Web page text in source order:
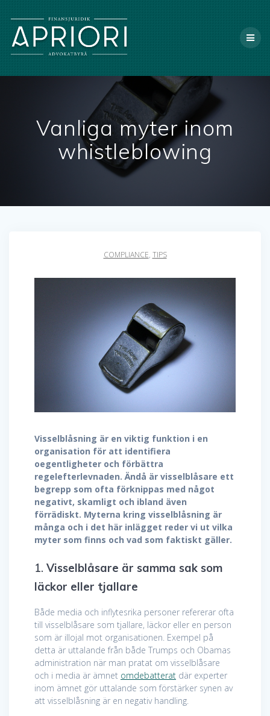
Vanliga myter inom
whistleblowing
COMPLIANCE, TIPS
Visselblåsning är en viktig funktion i en
organisation för att identifiera
oegentligheter och förbättra
regelefterlevnaden. Ändå är visselblåsare ett
begrepp som ofta förknippas med något
negativt, skamligt och ibland även
förrädiskt. Myterna kring visselblåsning är
många och i det här inlägget reder vi ut vilka
myter som finns och vad som faktiskt gäller.
1. Visselblåsare är samma sak som
läckor eller tjallare
Både media och inflytesrika personer refererar ofta
till visselblåsare som tjallare, läckor eller en person
som är illojal mot organisationen. Exempel på
detta är uttalande från både Trumps och Obamas
administration när man pratat om visselblåsare
och i media är ämnet omdebatterat där experter
inom ämnet gör uttalande som förstärker synen av
att visselblåsning är en negativ handling.